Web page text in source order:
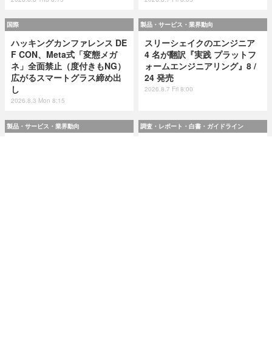
国際
ハッキングカンファレンス DE
F CON、Meta式「変態メガ
ネ」全面禁止（度付きもNG）
広がるスマートグラス締め出
し
2026.8.3 Mon 8:15
製品・サービス・業界動向
スリーシェイクのエンジニア
4 名が翻訳『実践 プラットフ
ォームエンジニアリング』8 /
24 発売
2026.8.7 Fri 8:00
製品・サービス・業界動向 調査・レポート・白書・ガイドライン